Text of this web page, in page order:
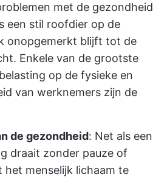
met de gezondheid
een stil roofdier op de
onopgemerkt blijft tot de
Enkele van de grootste
op de fysieke en
van werknemers zijn de
de gezondheid: Net als een
draait zonder pauze of
het menselijk lichaam te